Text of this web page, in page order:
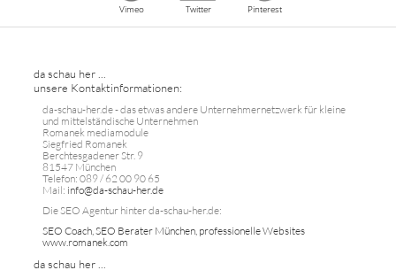
Vimeo Twitter Pinterest
da schau her ...
unsere Kontaktinformationen:
da-schau-her.de - das etwas andere Unternehmernetzwerk für kleine
und mittelständische Unternehmen
Romanek mediamodule
Siegfried Romanek
Berchtesgadener Str. 9
81547 München
Telefon: 089 / 62 00 90 65
Mail: info@da-schau-her.de
Die SEO Agentur hinter da-schau-her.de:
SEO Coach, SEO Berater München, professionelle Websites
www.romanek.com
da schau her ...